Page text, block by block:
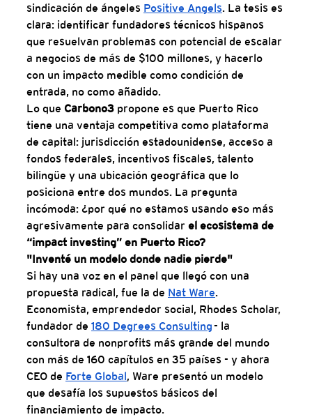
sindicación de ángeles Positive Angels. La tesis es
clara: identificar fundadores técnicos hispanos
que resuelvan problemas con potencial de escalar
a negocios de más de $100 millones, y hacerlo
con un impacto medible como condición de
entrada, no como añadido.
Lo que Carbono3 propone es que Puerto Rico
tiene una ventaja competitiva como plataforma
de capital: jurisdicción estadounidense, acceso a
fondos federales, incentivos fiscales, talento
bilingüe y una ubicación geográfica que lo
posiciona entre dos mundos. La pregunta
incómoda: ¿por qué no estamos usando eso más
agresivamente para consolidar el ecosistema de
“impact investing” en Puerto Rico?
"Inventé un modelo donde nadie pierde"
Si hay una voz en el panel que llegó con una
propuesta radical, fue la de Nat Ware.
Economista, emprendedor social, Rhodes Scholar,
fundador de 180 Degrees Consulting - la
consultora de nonprofits más grande del mundo
con más de 160 capítulos en 35 países - y ahora
CEO de Forte Global, Ware presentó un modelo
que desafía los supuestos básicos del
financiamiento de impacto.